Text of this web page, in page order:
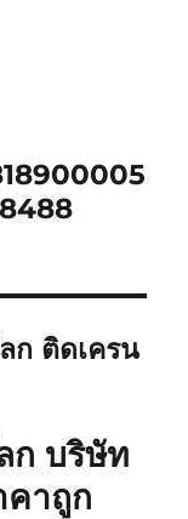
ก ติดเครน
ก บริษัท
คาถูก